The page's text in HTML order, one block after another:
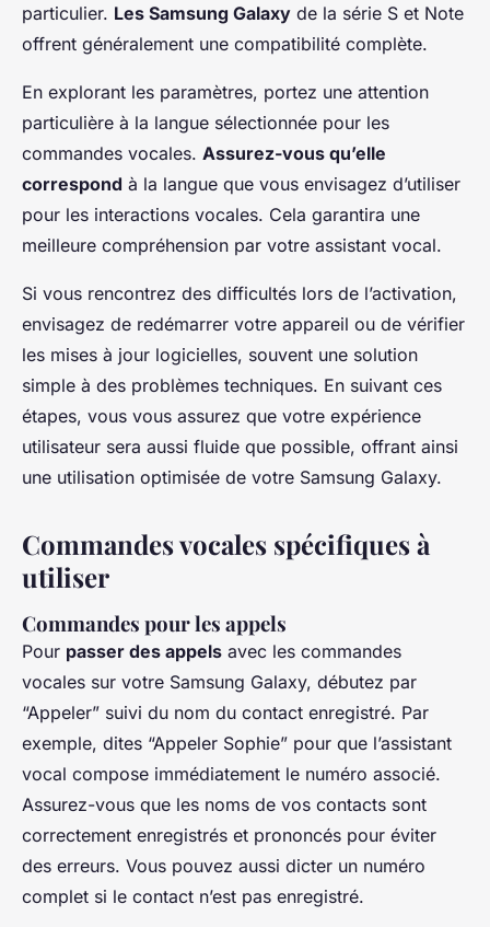
particulier. Les Samsung Galaxy de la série S et Note
offrent généralement une compatibilité complète.
En explorant les paramètres, portez une attention
particulière à la langue sélectionnée pour les
commandes vocales. Assurez-vous qu’elle
correspond à la langue que vous envisagez d’utiliser
pour les interactions vocales. Cela garantira une
meilleure compréhension par votre assistant vocal.
Si vous rencontrez des difficultés lors de l’activation,
envisagez de redémarrer votre appareil ou de vérifier
les mises à jour logicielles, souvent une solution
simple à des problèmes techniques. En suivant ces
étapes, vous vous assurez que votre expérience
utilisateur sera aussi fluide que possible, offrant ainsi
une utilisation optimisée de votre Samsung Galaxy.
Commandes vocales spécifiques à
utiliser
Commandes pour les appels
Pour passer des appels avec les commandes
vocales sur votre Samsung Galaxy, débutez par
“Appeler” suivi du nom du contact enregistré. Par
exemple, dites “Appeler Sophie” pour que l’assistant
vocal compose immédiatement le numéro associé.
Assurez-vous que les noms de vos contacts sont
correctement enregistrés et prononcés pour éviter
des erreurs. Vous pouvez aussi dicter un numéro
complet si le contact n’est pas enregistré.